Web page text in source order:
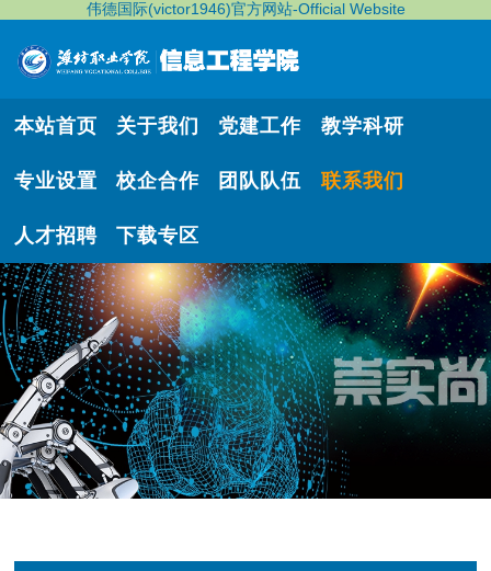
伟德国际(victor1946)官方网站-Official Website
本站首页 关于我们 党建工作 教学科研
专业设置 校企合作 团队队伍 联系我们
人才招聘 下载专区